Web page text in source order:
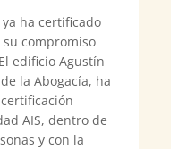
ha certificado
su compromiso
edificio Agustín
la Abogacía, ha
AIS, dentro de
y con la